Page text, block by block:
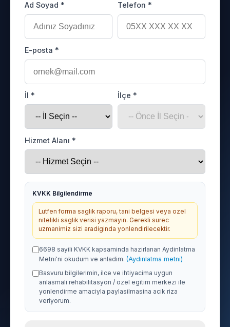
Ad Soyad * Telefon *
E-posta *
İl * İlçe *
Hizmet Alanı *
KVKK Bilgilendirme
Lutfen forma saglik raporu, tani belgesi veya ozel
nitelikli saglik verisi yazmayin. Gerekli surec
uzmanimiz sizi aradiginda yonlendirilecektir.
6698 sayili KVKK kapsaminda hazirlanan Aydinlatma
Metni'ni okudum ve anladim. (Aydinlatma metni)
Basvuru bilgilerimin, ilce ve ihtiyacima uygun
anlasmali rehabilitasyon / ozel egitim merkezi ile
yonlendirme amaciyla paylasilmasina acik riza
veriyorum.